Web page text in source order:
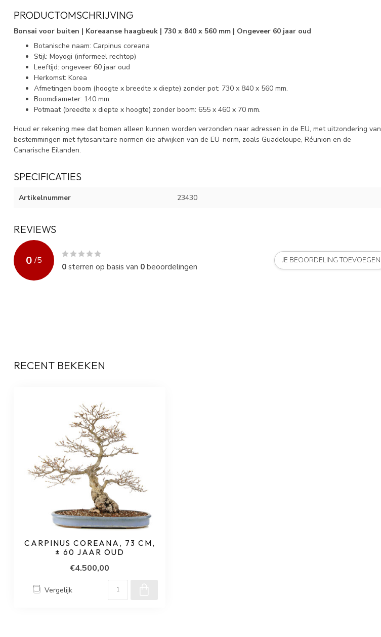
PRODUCTOMSCHRIJVING
Bonsai voor buiten | Koreaanse haagbeuk | 730 x 840 x 560 mm | Ongeveer 60 jaar oud
Botanische naam: Carpinus coreana
Stijl: Moyogi (informeel rechtop)
Leeftijd: ongeveer 60 jaar oud
Herkomst: Korea
Afmetingen boom (hoogte x breedte x diepte) zonder pot: 730 x 840 x 560 mm.
Boomdiameter: 140 mm.
Potmaat (breedte x diepte x hoogte) zonder boom: 655 x 460 x 70 mm.
Houd er rekening mee dat bomen alleen kunnen worden verzonden naar adressen in de EU, met uitzondering van
bestemmingen met fytosanitaire normen die afwijken van de EU-norm, zoals Guadeloupe, Réunion en de
Canarische Eilanden.
SPECIFICATIES
Artikelnummer 23430
REVIEWS
0 /5
0sterren op basis van 0beoordelingen
JE BEOORDELING TOEVOEGEN
RECENT BEKEKEN
CARPINUS COREANA, 73 CM,
± 60 JAAR OUD
€4.500,00
Vergelijk